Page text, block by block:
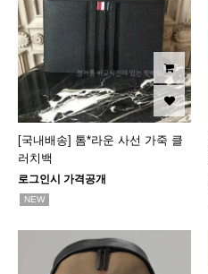
[국내배송] 톰*라운 사선 가죽 클
러치백
로그인시 가격공개
NEW